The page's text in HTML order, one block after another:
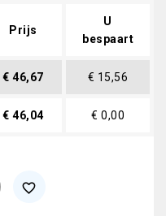
Prijs
U
bespaart
€ 46,67 € 15,56
€ 46,04 € 0,00
favorite_border